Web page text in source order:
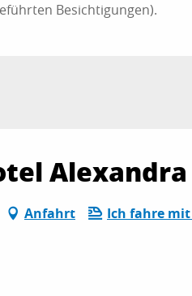
Besichtigungen).
Alexandra
Anfahrt Ich fahre